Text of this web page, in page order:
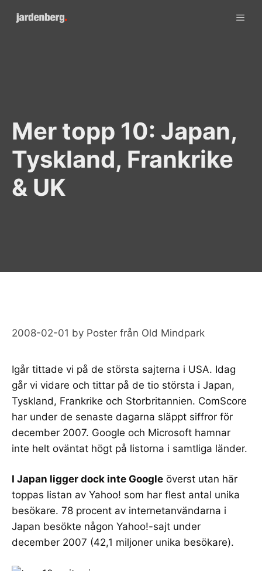
Mer topp 10: Japan,
Tyskland, Frankrike
& UK
2008-02-01 by Poster från Old Mindpark
Igår tittade vi på de största sajterna i USA. Idag
går vi vidare och tittar på de tio största i Japan,
Tyskland, Frankrike och Storbritannien. ComScore
har under de senaste dagarna släppt siffror för
december 2007. Google och Microsoft hamnar
inte helt oväntat högt på listorna i samtliga länder.
I Japan ligger dock inte Google överst utan här
toppas listan av Yahoo! som har flest antal unika
besökare. 78 procent av internetanvändarna i
Japan besökte någon Yahoo!-sajt under
december 2007 (42,1 miljoner unika besökare).